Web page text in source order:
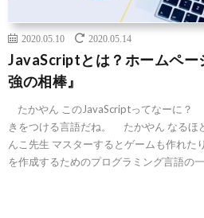
2020.05.10 2020.05.14
JavaScriptとは？ホームペー
強の相棒』
たかやん このJavaScriptってなーに？
きをつける言語だね。 たかやん なる
んこ先生 マスターするとゲームも作れ
を作成するためのプログラミング言語の